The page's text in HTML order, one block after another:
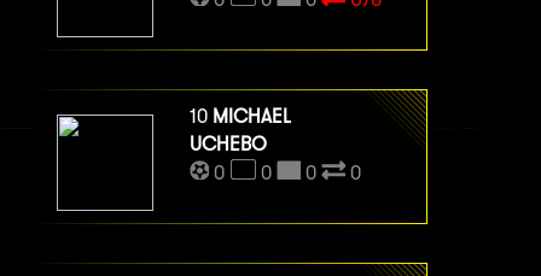
10 MICHAEL
UCHEBO
0
0 0 0